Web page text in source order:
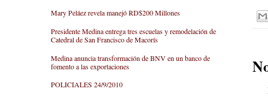
Mary Peláez revela manejó RD$200 Millones
Presidente Medina entrega tres escuelas y remodelación de
Catedral de San Francisco de Macorís
Medina anuncia transformación de BNV en un banco de
fomento a las exportaciones
POLICIALES 24/9/2010